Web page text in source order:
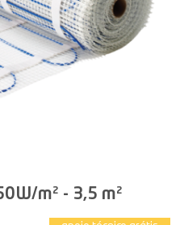
m² - 3,5 m²